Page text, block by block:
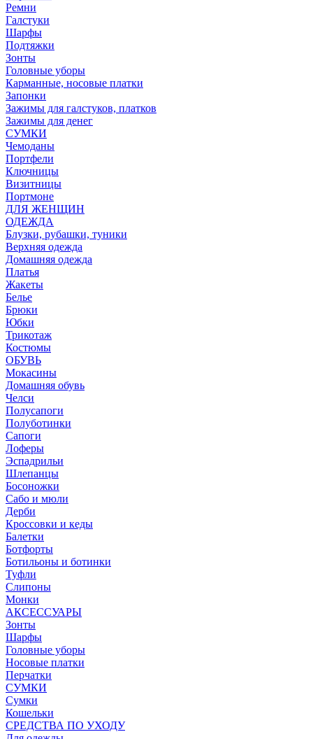
Ремни
Галстуки
Шарфы
Подтяжки
Зонты
Головные уборы
Карманные, носовые платки
Запонки
Зажимы для галстуков, платков
Зажимы для денег
СУМКИ
Чемоданы
Портфели
Ключницы
Визитницы
Портмоне
ДЛЯ ЖЕНЩИН
ОДЕЖДА
Блузки, рубашки, туники
Верхняя одежда
Домашняя одежда
Платья
Жакеты
Белье
Брюки
Юбки
Трикотаж
Костюмы
ОБУВЬ
Мокасины
Домашняя обувь
Челси
Полусапоги
Полуботинки
Сапоги
Лоферы
Эспадрильи
Шлепанцы
Босоножки
Сабо и мюли
Дерби
Кроссовки и кеды
Балетки
Ботфорты
Ботильоны и ботинки
Туфли
Слипоны
Монки
АКСЕССУАРЫ
Зонты
Шарфы
Головные уборы
Носовые платки
Перчатки
СУМКИ
Сумки
Кошельки
CРЕДСТВА ПО УХОДУ